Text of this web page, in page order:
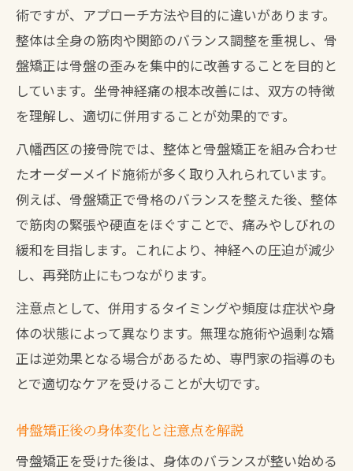
術ですが、アプローチ方法や目的に違いがあります。
整体は全身の筋肉や関節のバランス調整を重視し、骨
盤矯正は骨盤の歪みを集中的に改善することを目的と
しています。坐骨神経痛の根本改善には、双方の特徴
を理解し、適切に併用することが効果的です。
八幡西区の接骨院では、整体と骨盤矯正を組み合わせ
たオーダーメイド施術が多く取り入れられています。
例えば、骨盤矯正で骨格のバランスを整えた後、整体
で筋肉の緊張や硬直をほぐすことで、痛みやしびれの
緩和を目指します。これにより、神経への圧迫が減少
し、再発防止にもつながります。
注意点として、併用するタイミングや頻度は症状や身
体の状態によって異なります。無理な施術や過剰な矯
正は逆効果となる場合があるため、専門家の指導のも
とで適切なケアを受けることが大切です。
骨盤矯正後の身体変化と注意点を解説
骨盤矯正を受けた後は、身体のバランスが整い始める